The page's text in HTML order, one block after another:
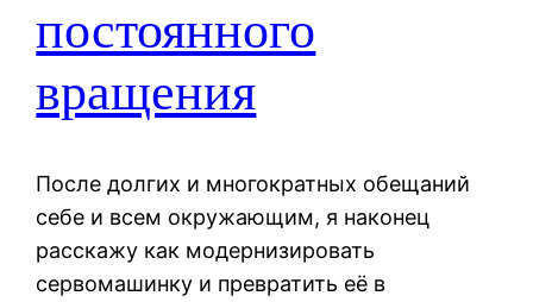
постоянного
вращения
После долгих и многократных обещаний
себе и всем окружающим, я наконец
расскажу как модернизировать
сервомашинку и превратить её в